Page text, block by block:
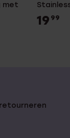
met
19 99